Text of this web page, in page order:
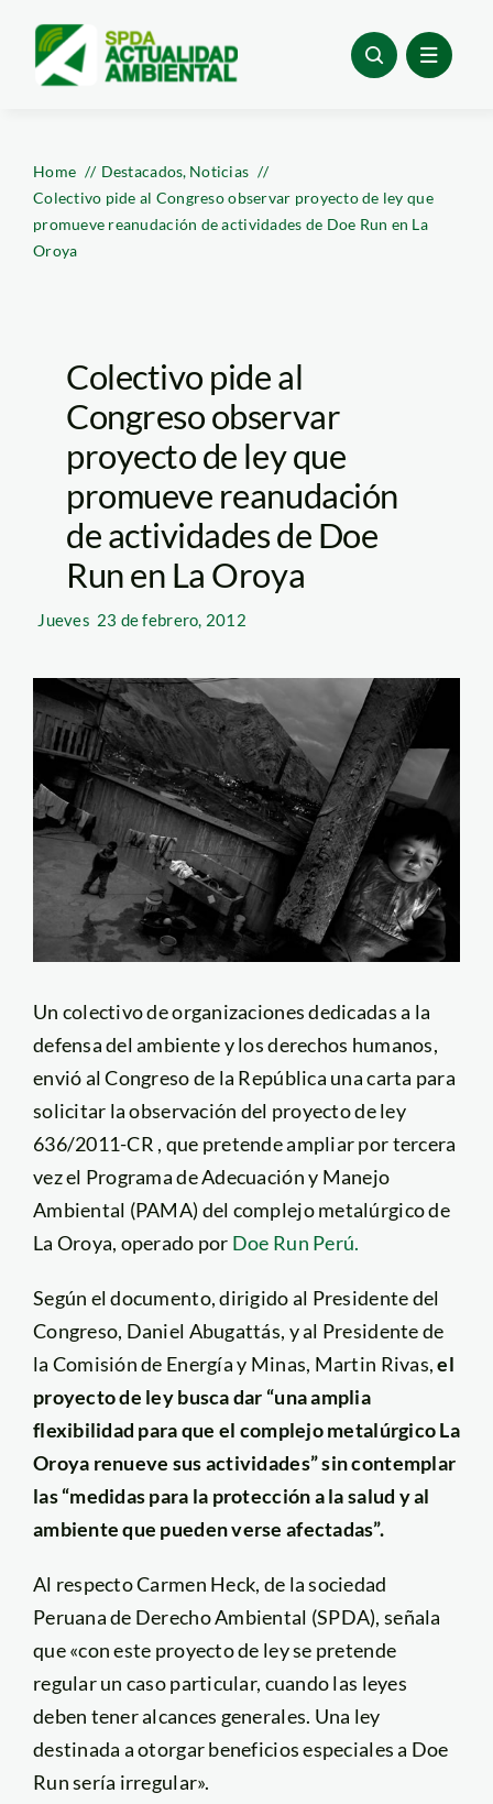
content
Home Destacados Noticias
Colectivo pide al Congreso observar proyecto de ley que
promueve reanudación de actividades de Doe Run en La
Oroya
Colectivo pide al
Congreso observar
proyecto de ley que
promueve reanudación
de actividades de Doe
Run en La Oroya
Jueves 23 de febrero, 2012
Un colectivo de organizaciones dedicadas a la
defensa del ambiente y los derechos humanos,
envió al Congreso de la República una carta para
solicitar la observación del proyecto de ley
636/2011-CR , que pretende ampliar por tercera
vez el Programa de Adecuación y Manejo
Ambiental (PAMA) del complejo metalúrgico de
La Oroya, operado por Doe Run Perú.
Según el documento, dirigido al Presidente del
Congreso, Daniel Abugattás, y al Presidente de
la Comisión de Energía y Minas, Martin Rivas,el
proyecto de ley busca dar “una amplia
flexibilidad para que el complejo metalúrgico La
Oroya renueve sus actividades” sin contemplar
las “medidas para la protección a la salud y al
ambiente que pueden verse afectadas”.
Al respecto Carmen Heck, de la sociedad
Peruana de Derecho Ambiental (SPDA), señala
que «con este proyecto de ley se pretende
regular un caso particular, cuando las leyes
deben tener alcances generales. Una ley
destinada a otorgar beneficios especiales a Doe
Run sería irregular».